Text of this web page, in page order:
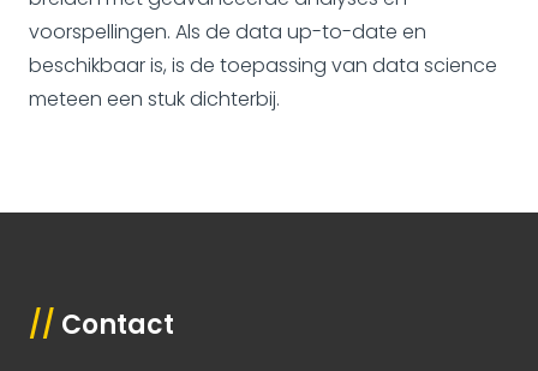
voorspellingen. Als de data up-to-date en
beschikbaar is, is de toepassing van data science
meteen een stuk dichterbij.
// Contact